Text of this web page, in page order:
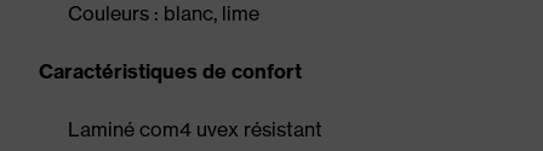
Couleurs : blanc, lime
Caractéristiques de confort
Laminé com4 uvex résistant